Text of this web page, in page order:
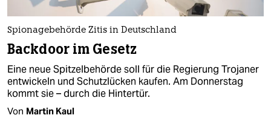
Spionagebehörde Zitis in Deutschland
Backdoor im Gesetz
Eine neue Spitzelbehörde soll für die Regierung Trojaner
entwickeln und Schutzlücken kaufen. Am Donnerstag
kommt sie – durch die Hintertür.
Von Martin Kaul